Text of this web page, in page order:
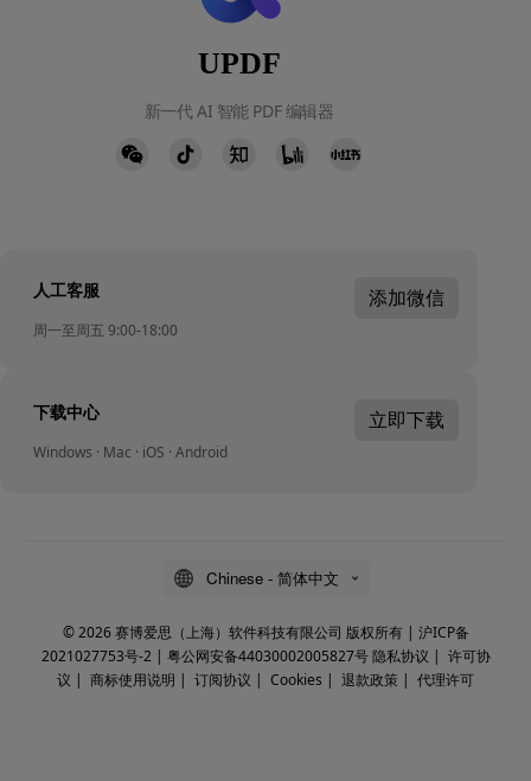
UPDF
新一代 AI 智能 PDF 编辑器
人工客服
周一至周五 9:00-18:00
添加微信
下载中心
Windows · Mac · iOS · Android
立即下载
Chinese - 简体中文
© 2026 赛博爱思（上海）软件科技有限公司 版权所有 | 沪ICP备
2021027753号-2| 粤公网安备44030002005827号 隐私协议 | 许可协
议 | 商标使用说明 | 订阅协议 | Cookies | 退款政策 | 代理许可